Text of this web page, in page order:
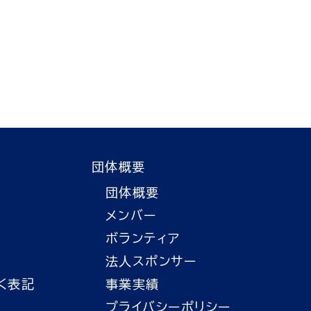
表記
団体概要
団体概要
メンバー
ボランティア
法人スポンサー
事業実績
プライバシーポリシー